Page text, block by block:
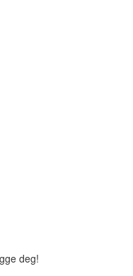
deg!